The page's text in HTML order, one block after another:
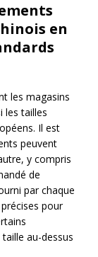
en
les magasins
les tailles
Il est
peuvent
y compris
de
par chaque
pour
au-dessus